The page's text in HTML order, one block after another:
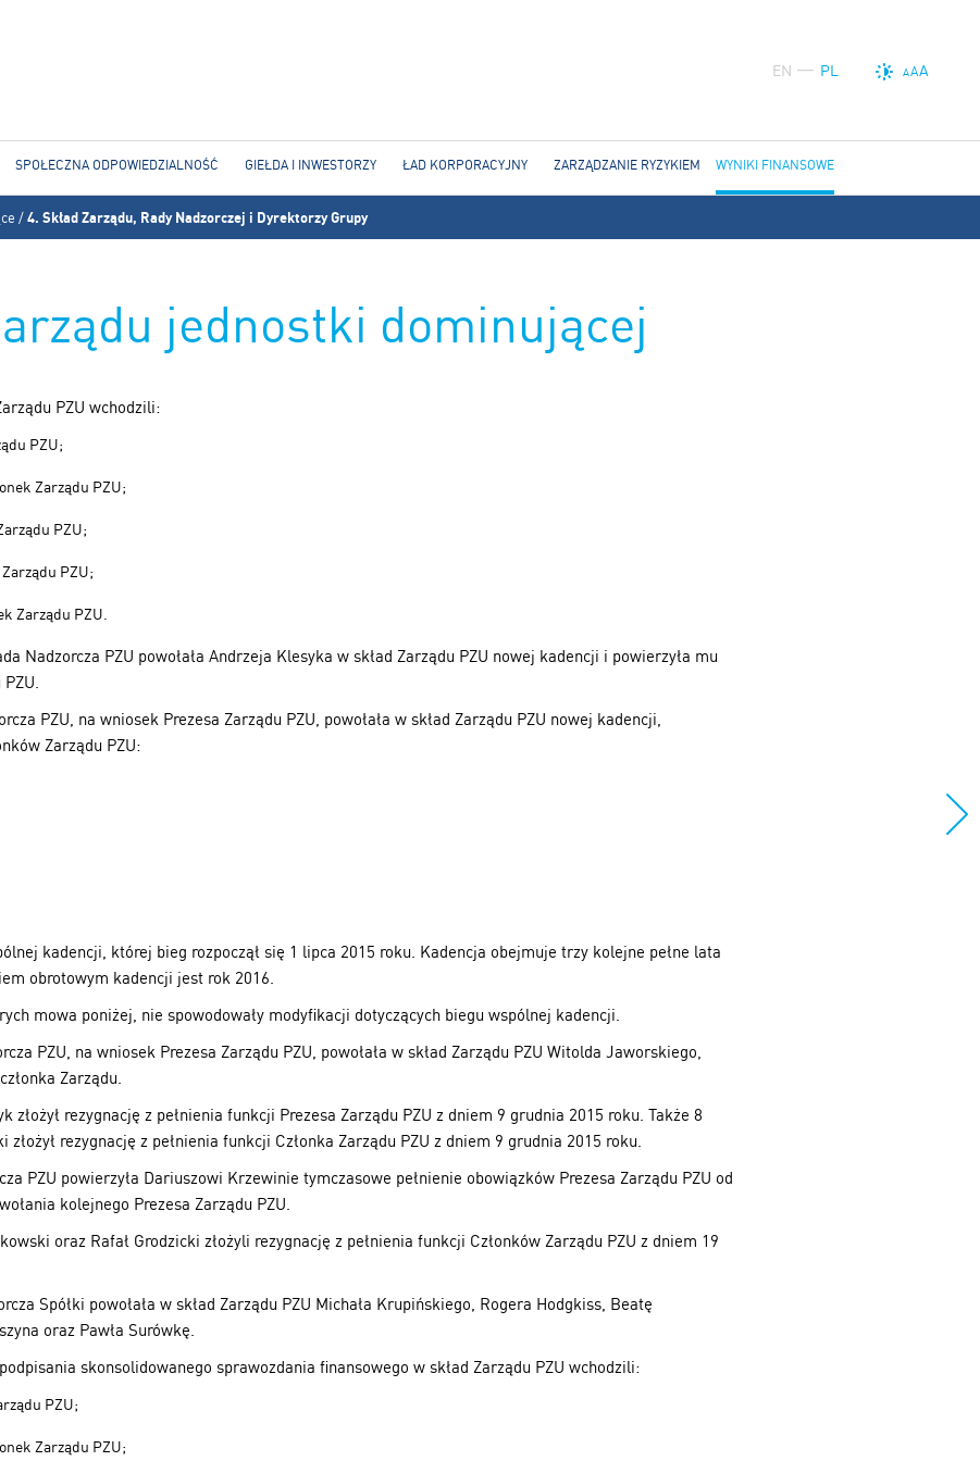
EN PL AAA
/4. Skład Zarządu, Rady Nadzorczej i Dyrektorzy Grupy
jednostki dominującej
PZU wchodzili:
PZU;
Zarządu PZU;
PZU;
PZU;
Zarządu PZU.
Nadzorcza PZU powołała Andrzeja Klesyka w skład Zarządu PZU nowej kadencji i powierzyła mu
PZU, na wniosek Prezesa Zarządu PZU, powołała w skład Zarządu PZU nowej kadencji,
Zarządu PZU:
kadencji, której bieg rozpoczął się 1 lipca 2015 roku. Kadencja obejmuje trzy kolejne pełne lata
obrotowym kadencji jest rok 2016.
mowa poniżej, nie spowodowały modyfikacji dotyczących biegu wspólnej kadencji.
PZU, na wniosek Prezesa Zarządu PZU, powołała w skład Zarządu PZU Witolda Jaworskiego,
Zarządu.
złożył rezygnację z pełnienia funkcji Prezesa Zarządu PZU z dniem 9 grudnia 2015 roku. Także 8
rezygnację z pełnienia funkcji Członka Zarządu PZU z dniem 9 grudnia 2015 roku.
PZU powierzyła Dariuszowi Krzewinie tymczasowe pełnienie obowiązków Prezesa Zarządu PZU od
kolejnego Prezesa Zarządu PZU.
oraz Rafał Grodzicki złożyli rezygnację z pełnienia funkcji Członków Zarządu PZU z dniem 19
Spółki powołała w skład Zarządu PZU Michała Krupińskiego, Rogera Hodgkiss, Beatę
oraz Pawła Surówkę.
skonsolidowanego sprawozdania finansowego w skład Zarządu PZU wchodzili:
PZU;
Zarządu PZU;
SPOŁECZNA ODPOWIEDZIALNOŚĆ GIEŁDA I INWESTORZY ŁAD KORPORACYJNY ZARZĄDZANIE RYZYKIEM WYNIKI FINANSOWE